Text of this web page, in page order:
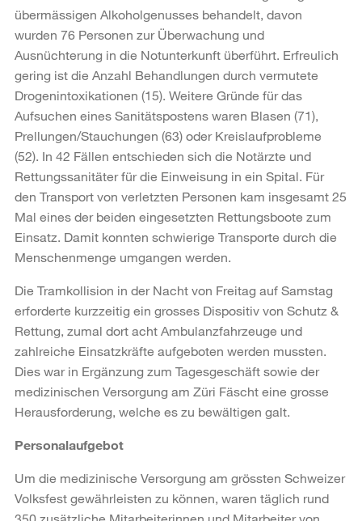
übermässigen Alkoholgenusses behandelt, davon
wurden 76 Personen zur Überwachung und
Ausnüchterung in die Notunterkunft überführt. Erfreulich
gering ist die Anzahl Behandlungen durch vermutete
Drogenintoxikationen (15). Weitere Gründe für das
Aufsuchen eines Sanitätspostens waren Blasen (71),
Prellungen/Stauchungen (63) oder Kreislaufprobleme
(52). In 42 Fällen entschieden sich die Notärzte und
Rettungssanitäter für die Einweisung in ein Spital. Für
den Transport von verletzten Personen kam insgesamt 25
Mal eines der beiden eingesetzten Rettungsboote zum
Einsatz. Damit konnten schwierige Transporte durch die
Menschenmenge umgangen werden.
Die Tramkollision in der Nacht von Freitag auf Samstag
erforderte kurzzeitig ein grosses Dispositiv von Schutz &
Rettung, zumal dort acht Ambulanzfahrzeuge und
zahlreiche Einsatzkräfte aufgeboten werden mussten.
Dies war in Ergänzung zum Tagesgeschäft sowie der
medizinischen Versorgung am Züri Fäscht eine grosse
Herausforderung, welche es zu bewältigen galt.
Personalaufgebot
Um die medizinische Versorgung am grössten Schweizer
Volksfest gewährleisten zu können, waren täglich rund
350 zusätzliche Mitarbeiterinnen und Mitarbeiter von